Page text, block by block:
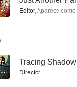
5.0
Editor,Aparece como
Tracing Shadow
Director